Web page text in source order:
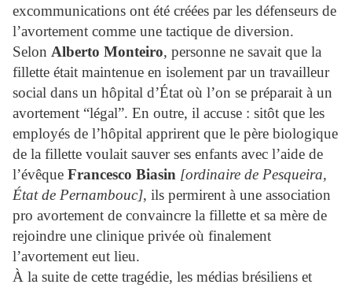
excommunications ont été créées par les défenseurs de
l’avortement comme une tactique de diversion.
Selon Alberto Monteiro, personne ne savait que la
fillette était maintenue en isolement par un travailleur
social dans un hôpital d’État où l’on se préparait à un
avortement “légal”. En outre, il accuse : sitôt que les
employés de l’hôpital apprirent que le père biologique
de la fillette voulait sauver ses enfants avec l’aide de
l’évêque Francesco Biasin [ordinaire de Pesqueira,
État de Pernambouc], ils permirent à une association
pro avortement de convaincre la fillette et sa mère de
rejoindre une clinique privée où finalement
l’avortement eut lieu.
À la suite de cette tragédie, les médias brésiliens et